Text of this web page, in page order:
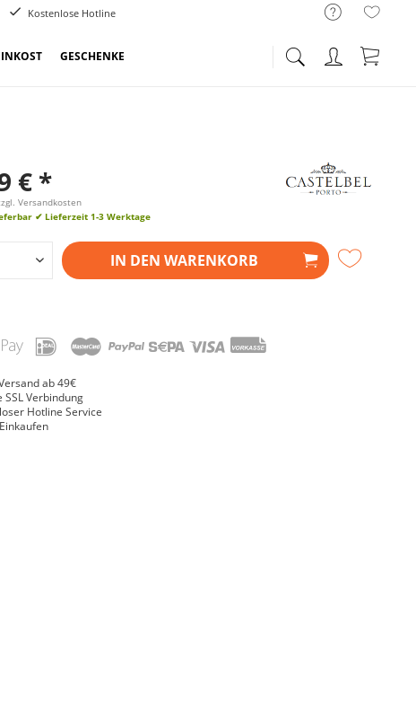
Kostenlose Hotline
GESCHENKE
€ *
Versandkosten
✔ Lieferzeit 1-3 Werktage
IN DEN WARENKORB
ab 49€
SSL Verbindung
Hotline Service